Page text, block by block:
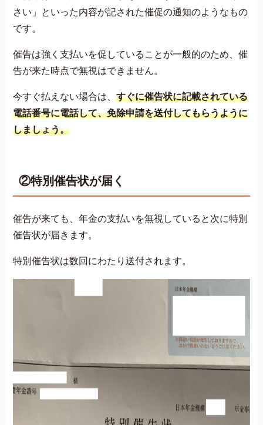
さい」といった内容が記された催促の通知のようなもの
です。
催告は強く支払いを促していることが一般的のため、催
告が来た時点で無視はできません。
今すぐ払えない場合は、 すぐに催告状に記載されている
電話番号に電話して、免除申請を送付してもらうように
しましょう。
②特別催告状が届く
催告が来ても、年金の支払いを無視していると次に特別
催告状が届きます。
特別催告状は数回にわたり送付されます。